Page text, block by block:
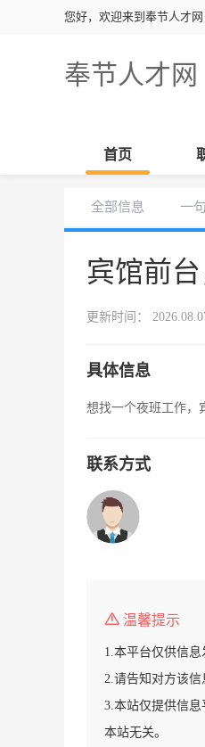
您好，欢迎来到奉节人才网
奉节人才网
首页
全部信息 一
宾馆前
更新时间：
具体信息
想找一个夜班工作，
联系方式
温馨提示
1.本平台仅供信息
2.请告知对方该信
3.本站仅提供信
本站无关。